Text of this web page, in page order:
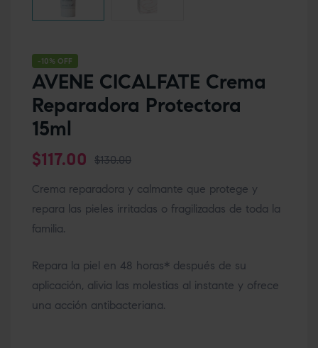
-10% OFF
AVENE CICALFATE Crema
Reparadora Protectora
15ml
$130.00
$117.00
Crema reparadora y calmante que protege y
repara las pieles irritadas o fragilizadas de toda la
familia.
Repara la piel en 48 horas* después de su
aplicación, alivia las molestias al instante y ofrece
una acción antibacteriana.